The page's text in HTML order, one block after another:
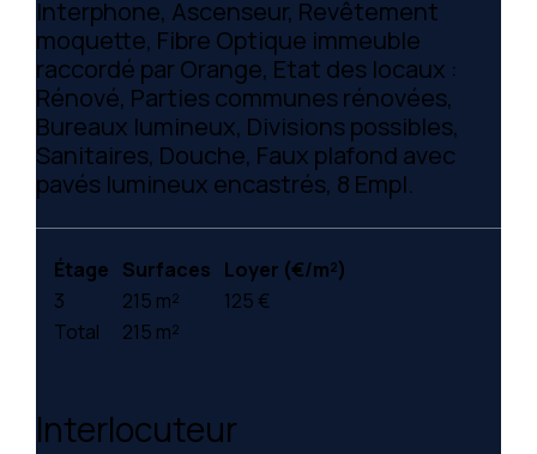
Interphone, Ascenseur, Revêtement
moquette, Fibre Optique immeuble
raccordé par Orange, Etat des locaux :
Rénové, Parties communes rénovées,
Bureaux lumineux, Divisions possibles,
Sanitaires, Douche, Faux plafond avec
pavés lumineux encastrés, 8 Empl.
Étage Surfaces Loyer (€/m²)
3
215 m²
125 €
Total
215 m²
Interlocuteur